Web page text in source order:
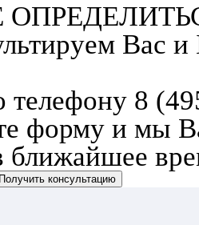
Вас
телефону 8
форму и мы
ближайшее
Получить консультацию